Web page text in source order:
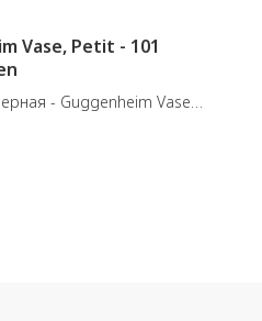
Vase, Petit - 101
- Guggenheim Vase,